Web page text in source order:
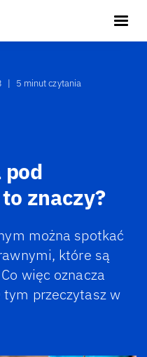
| 5 minut czytania
pod
znaczy?
można spotkać
które są
więc oznacza
przeczytasz w